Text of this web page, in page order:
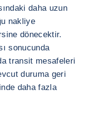
daha uzun
nakliye
dönecektir.
sonucunda
transit mesafeleri
duruma geri
daha fazla